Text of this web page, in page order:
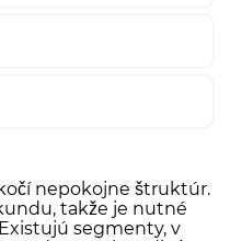
nepokojne štruktúr.
takže je nutné
segmenty, v